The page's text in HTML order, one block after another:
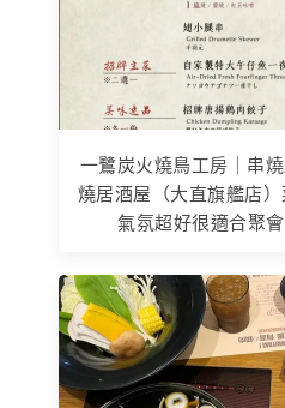
一鷺炭火燒鳥工房｜串
燒居酒屋（大直旗艦店
氣氛超好很適合聚